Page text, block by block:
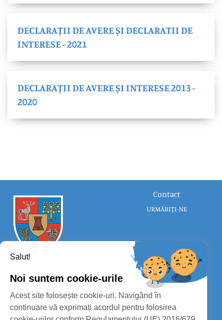
DECLARAȚII DE AVERE ȘI DECLARATII DE
INTERESE - 2021
DECLARAȚII DE AVERE ȘI INTERESE 2013 -
2020
PROTECȚIA DATELOR PERSONALE
CONSILIUL JUDEȚEAN SATU MARE
Contact
URMĂRIȚI-NE
Salut!
Noi suntem cookie-urile
Acest site folosește cookie-uri. Navigând în
continuare vă exprimați acordul pentru folosirea